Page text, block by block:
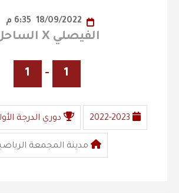
الفيصلي X الساحل
1
-
1
2022-2023 دوري الدرجة
مدينة المجمعة